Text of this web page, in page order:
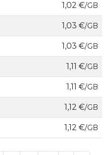
1,02 €/GB
1,03 €/GB
1,03 €/GB
1,11 €/GB
1,11 €/GB
1,12 €/GB
1,12 €/GB